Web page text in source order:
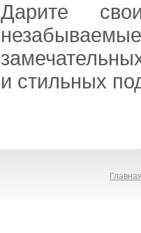
Дарите
и стильных